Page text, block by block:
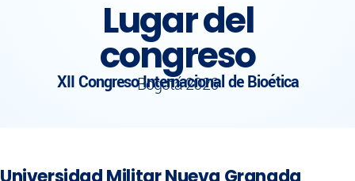
Lugar del
congreso
XII Congreso Internacional de Bioética
Bogotá 2026